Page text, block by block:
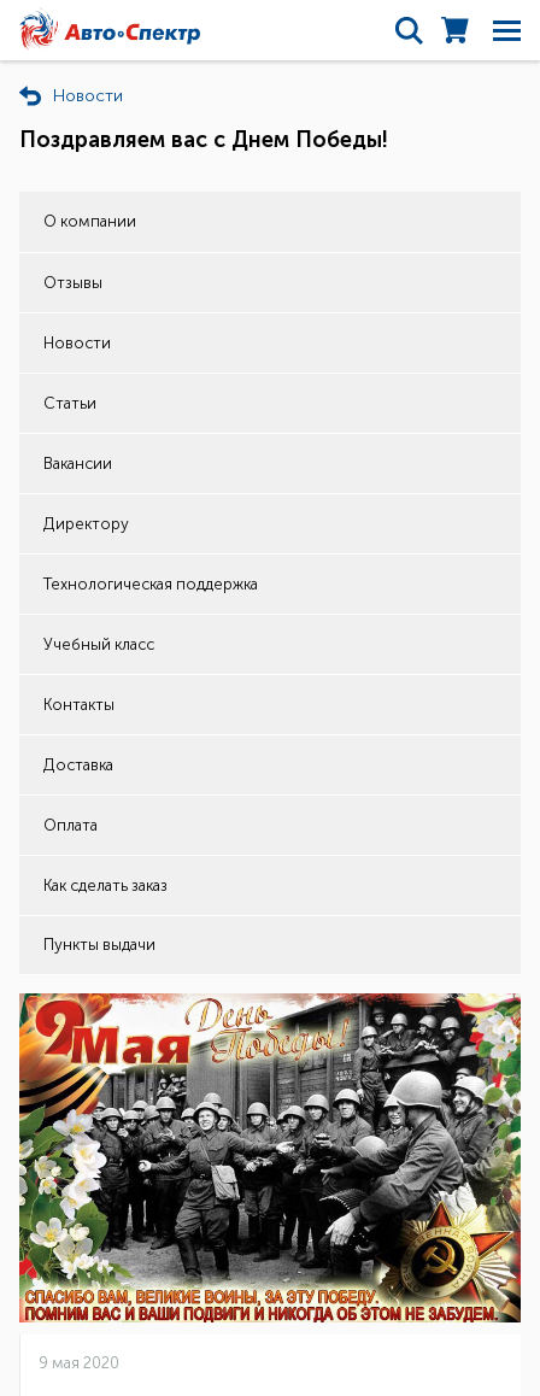
Новости
Поздравляем вас с Днем Победы!
О компании
Отзывы
Новости
Статьи
Вакансии
Директору
Технологическая поддержка
Учебный класс
Контакты
Доставка
Оплата
Как сделать заказ
Пункты выдачи
9 мая 2020